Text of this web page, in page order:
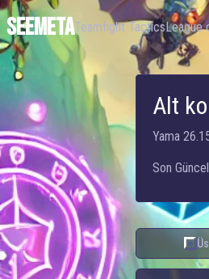
SEEMETATeamfight TacticsLeague
Alt
Yama
Son